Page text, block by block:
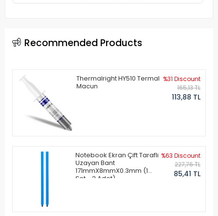
Recommended Products
Thermalright HY510 Termal
Macun
%31 Discount
165,13 TL
113,88 TL
Notebook Ekran Çift Taraflı
Uzayan Bant
171mmX8mmX0.3mm (1
Set - 2 Adet)
%63 Discount
227,76 TL
85,41 TL